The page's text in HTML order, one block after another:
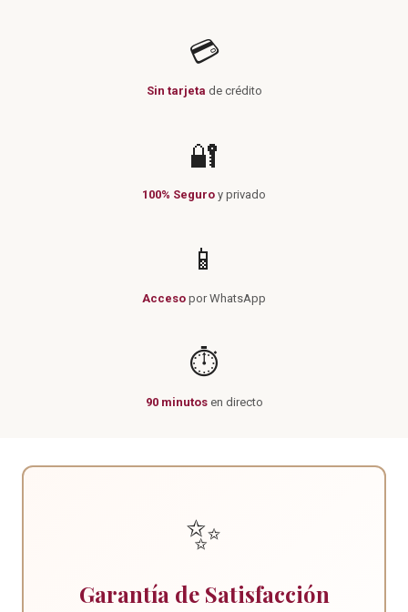
💳
Sin tarjeta de crédito
🔐
100% Seguro y privado
📱
Acceso por WhatsApp
⏱️
90 minutosen directo
✨
Garantía de Satisfacción